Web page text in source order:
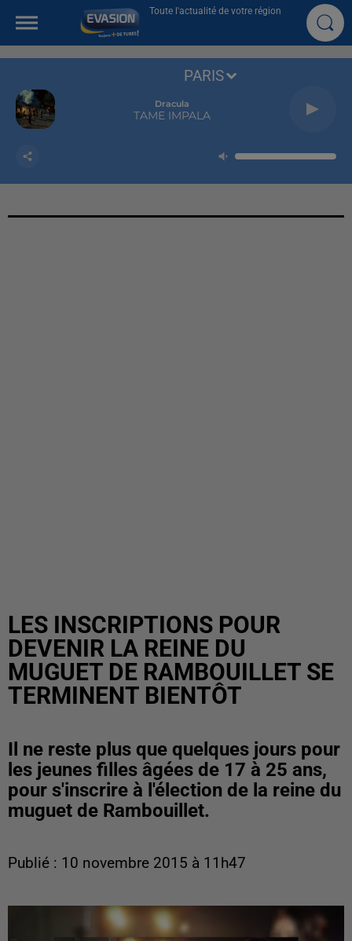
Toute l'actualité de votre région
Dracula
TAME IMPALA
PARIS
LES INSCRIPTIONS POUR
DEVENIR LA REINE DU
MUGUET DE RAMBOUILLET SE
TERMINENT BIENTÔT
Il ne reste plus que quelques jours pour
les jeunes filles âgées de 17 à 25 ans,
pour s'inscrire à l'élection de la reine du
muguet de Rambouillet.
Publié : 10 novembre 2015 à 11h47